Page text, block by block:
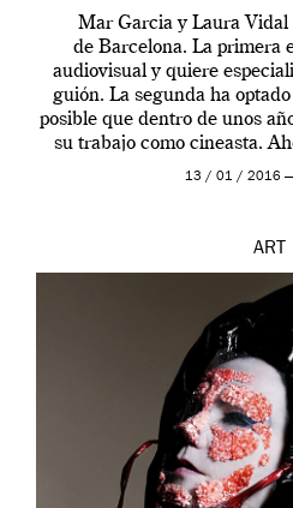
Mar Garcia y Laura Vidal
de Barcelona. La primera
audiovisual y quiere
guión. La segunda ha
posible que dentro de unos
su trabajo como cineasta.
contarnos
13 / 01 / 2016
ART